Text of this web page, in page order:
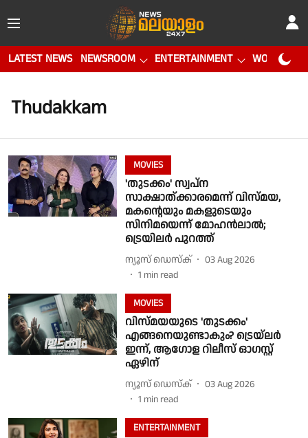
LATEST NEWS NEWSROOM ENTERTAINMENT WORLD CUP
Thudakkam
MOVIES
'തുടക്കം' സ്വപ്ന
സാക്ഷാത്ക്കാരമെന്ന് വിസ്മയ,
മകന്റെയും മകളുടെയും
സിനിമയെന്ന് മോഹന്‍ലാല്‍;
ട്രെയിലര്‍ പുറത്ത്
ന്യൂസ് ഡെസ്ക്
03 Aug 2026
1 min read
MOVIES
വിസ്മയയുടെ 'തുടക്കം'
എങ്ങനെയുണ്ടാകും? ട്രെയ്‌ലർ
ഇന്ന്, ആഗോള റിലീസ് ഓഗസ്റ്റ്
ഏഴിന്
ന്യൂസ് ഡെസ്ക്
03 Aug 2026
1 min read
ENTERTAINMENT